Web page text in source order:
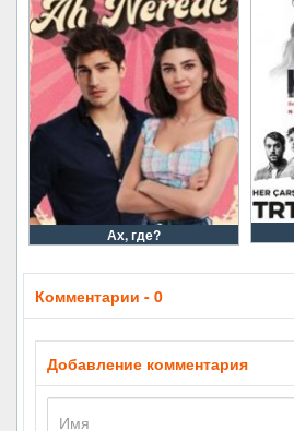
Ах, где?
Комментарии - 0
Добавление комментария